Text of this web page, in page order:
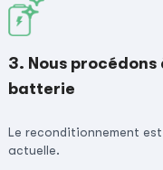
3. Nous
batterie
Le reconditionnement
actuelle.